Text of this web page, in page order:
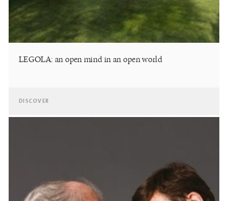
LEGOLA: an open mind in an open world
DISCOVER